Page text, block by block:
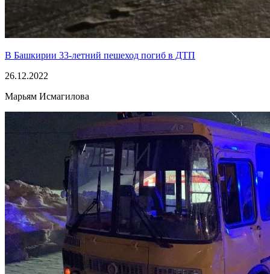
В Башкирии 33-летний пешеход погиб в ДТП
26.12.2022
Марьям Исмагилова